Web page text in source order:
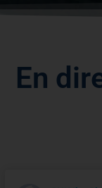
En d ir